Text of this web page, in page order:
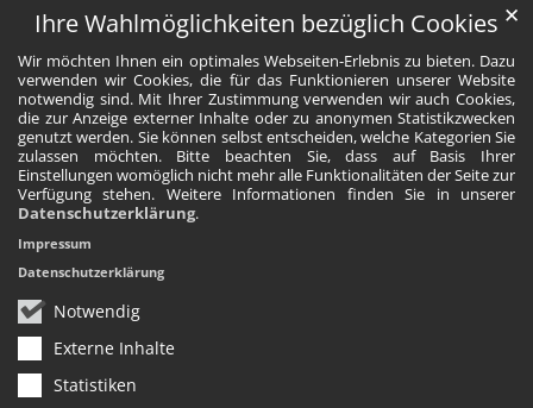
Ihre Wahlmöglichkeiten bezüglich Cookies
Wir möchten Ihnen ein optimales Webseiten-Erlebnis zu bieten. Dazu
verwenden wir Cookies, die für das Funktionieren unserer Website
notwendig sind. Mit Ihrer Zustimmung verwenden wir auch Cookies,
die zur Anzeige externer Inhalte oder zu anonymen Statistikzwecken
genutzt werden. Sie können selbst entscheiden, welche Kategorien Sie
zulassen möchten. Bitte beachten Sie, dass auf Basis Ihrer
Einstellungen womöglich nicht mehr alle Funktionalitäten der Seite zur
Verfügung stehen. Weitere Informationen finden Sie in unserer
Datenschutzerklärung.
Notwendig
Externe Inhalte
Statistiken
✕
Impressum
Datenschutzerklärung